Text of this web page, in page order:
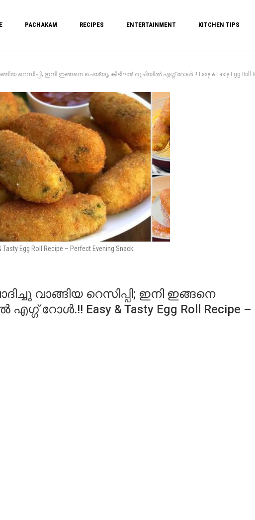
PACHAKAM RECIPES ENTERTAINMENT KITCHEN TIPS
റെസിപ്പി; ഇനി ഇങ്ങനെ ചെയ്യൂ; കിടിലൻ രുചിയിൽ എഗ്ഗ് റോൾ.!! Easy & Tasty Egg Roll
Tasty Egg Roll Recipe – Perfect Evening Snack
വാങ്ങിയ റെസിപ്പി; ഇനി ഇങ്ങനെ
റോൾ.!! Easy & Tasty Egg Roll Recipe –